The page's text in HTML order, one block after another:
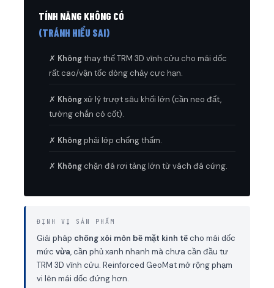
TÍNH NĂNG KHÔNG CÓ
(TRÁNH HIỂU SAI)
✗ Khôngthay thế TRM 3D vĩnh cửu cho mái dốc
rất cao/vận tốc dòng chảy cực hạn.
✗ Khôngxử lý trượt sâu khối lớn (cần neo đất,
tường chắn có cốt).
✗ Khôngphải lớp chống thấm.
✗ Khôngchặn đá rơi tảng lớn từ vách đá cứng.
ĐỊNH VỊ SẢN PHẨM
Giải pháp chống xói mòn bề mặt kinh tếcho mái dốc
mức vừa, cần phủ xanh nhanh mà chưa cần đầu tư
TRM 3D vĩnh cửu. Reinforced GeoMat mở rộng phạm
vi lên mái dốc đứng hơn.